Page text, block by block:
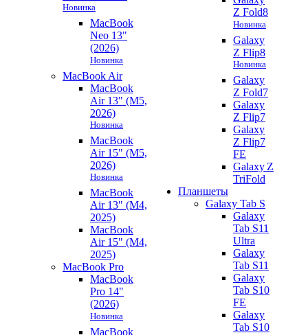
Новинка
MacBook
Neo 13"
(2026)
Новинка
MacBook Air
MacBook
Air 13" (M5,
2026)
Новинка
MacBook
Air 15" (M5,
2026)
Новинка
MacBook
Air 13" (M4,
2025)
MacBook
Air 15" (M4,
2025)
MacBook Pro
MacBook
Pro 14"
(2026)
Новинка
MacBook
Z Fold8
Новинка
Galaxy
Z Flip8
Новинка
Galaxy
Z Fold7
Galaxy
Z Flip7
Galaxy
Z Flip7
FE
Galaxy Z
TriFold
Планшеты
Galaxy Tab S
Galaxy
Tab S11
Ultra
Galaxy
Tab S11
Galaxy
Tab S10
FE
Galaxy
Tab S10